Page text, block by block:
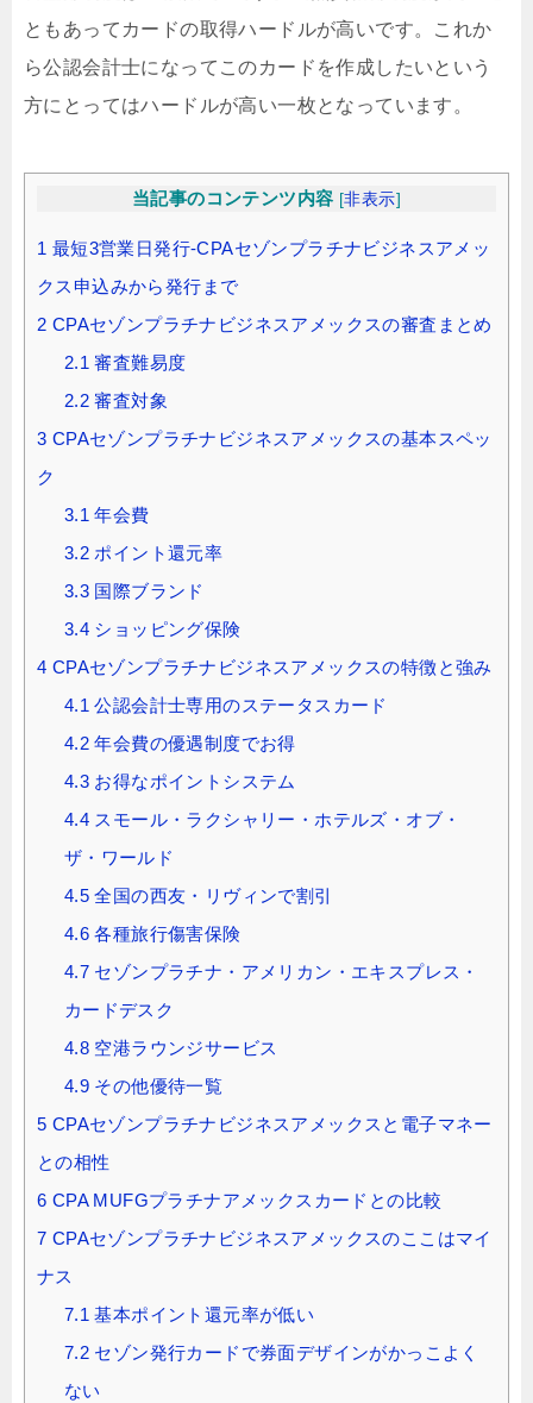
ともあってカードの取得ハードルが高いです。これか
ら公認会計士になってこのカードを作成したいという
方にとってはハードルが高い一枚となっています。
当記事のコンテンツ内容 [非表示]
1 最短3営業日発行-CPAセゾンプラチナビジネスアメッ
クス申込みから発行まで
2 CPAセゾンプラチナビジネスアメックスの審査まとめ
2.1 審査難易度
2.2 審査対象
3 CPAセゾンプラチナビジネスアメックスの基本スペッ
ク
3.1 年会費
3.2 ポイント還元率
3.3 国際ブランド
3.4 ショッピング保険
4 CPAセゾンプラチナビジネスアメックスの特徴と強み
4.1 公認会計士専用のステータスカード
4.2 年会費の優遇制度でお得
4.3 お得なポイントシステム
4.4 スモール・ラクシャリー・ホテルズ・オブ・
ザ・ワールド
4.5 全国の西友・リヴィンで割引
4.6 各種旅行傷害保険
4.7 セゾンプラチナ・アメリカン・エキスプレス・
カードデスク
4.8 空港ラウンジサービス
4.9 その他優待一覧
5 CPAセゾンプラチナビジネスアメックスと電子マネー
との相性
6 CPA MUFGプラチナアメックスカードとの比較
7 CPAセゾンプラチナビジネスアメックスのここはマイ
ナス
7.1 基本ポイント還元率が低い
7.2 セゾン発行カードで券面デザインがかっこよく
ない